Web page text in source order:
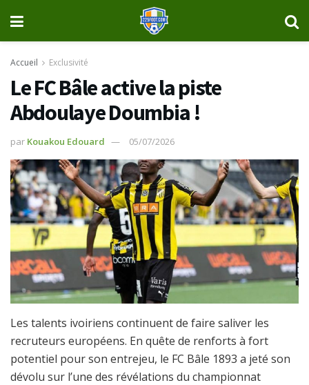
Accueil Exclusivité
‎Le FC Bâle active la piste
Abdoulaye Doumbia !
par Kouakou Edouard 05/07/2026
Les talents ivoiriens continuent de faire saliver les
recruteurs européens. En quête de renforts à fort
potentiel pour son entrejeu, le FC Bâle 1893 a jeté son
dévolu sur l’une des révélations du championnat